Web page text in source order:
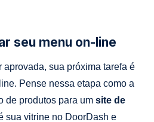
seu menu on-line
aprovada, sua próxima tarefa é
Pense nessa etapa como a
de produtos para um site de
sua vitrine no DoorDash e